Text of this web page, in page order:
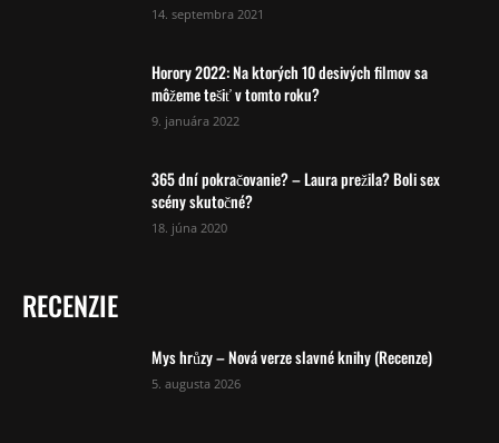
14. septembra 2021
Horory 2022: Na ktorých 10 desivých filmov sa
môžeme tešiť v tomto roku?
9. januára 2022
365 dní pokračovanie? – Laura prežila? Boli sex
scény skutočné?
18. júna 2020
RECENZIE
Mys hrůzy – Nová verze slavné knihy (Recenze)
5. augusta 2026